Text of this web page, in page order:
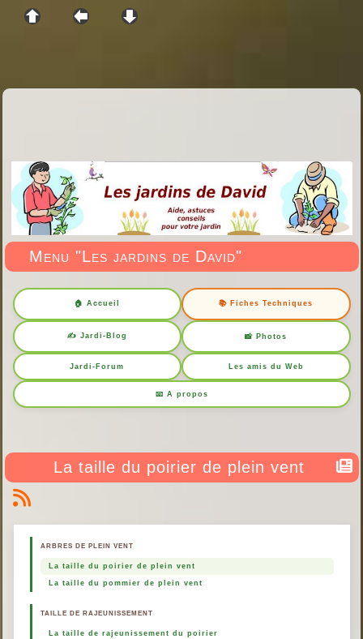
Menu "Les jardins de David"
🏠 Accueil 📚 Fiches Techniques
✍️ Jardi-Blog 📸 Photos
Jardi-Forum Les amis du Web
📧 A propos
La taille du poirier de plein vent
ARBRES DE PLEIN VENT
La taille du poirier de plein vent
La taille du pommier de plein vent
TAILLE DE RAJEUNISSEMENT
La taille de rajeunissement du poirier